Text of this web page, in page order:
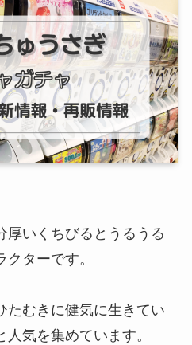
厚いくちびるとうるうる
ターです。
たむきに健気に生きてい
気を集めています。